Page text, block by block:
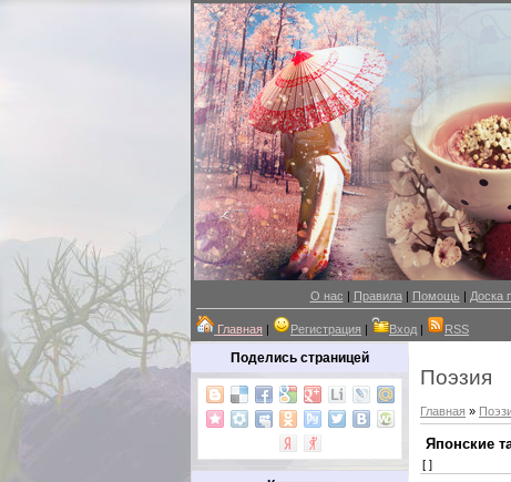
О нас | Правила| Помощь | Доска
Главная | Регистрация | Вход | RSS
Поделись страницей
Поэзия
Главная »
Японские
[ ]